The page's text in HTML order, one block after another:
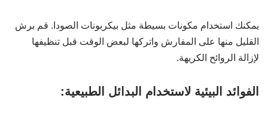
يمكنك استخدام مكونات بسيطة مثل بيكربونات الصودا. قم برش
القليل منها على المفارش واتركها لبعض الوقت قبل تنظيفها
لإزالة الروائح الكريهة.
الفوائد البيئية لاستخدام البدائل الطبيعية: